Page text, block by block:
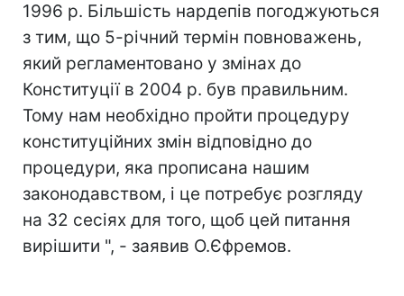
1996 р. Більшість нардепів погоджуються
з тим, що 5-річний термін повноважень,
який регламентовано у змінах до
Конституції в 2004 р. був правильним.
Тому нам необхідно пройти процедуру
конституційних змін відповідно до
процедури, яка прописана нашим
законодавством, і це потребує розгляду
на 32 сесіях для того, щоб цей питання
вирішити ", - заявив О.Єфремов.